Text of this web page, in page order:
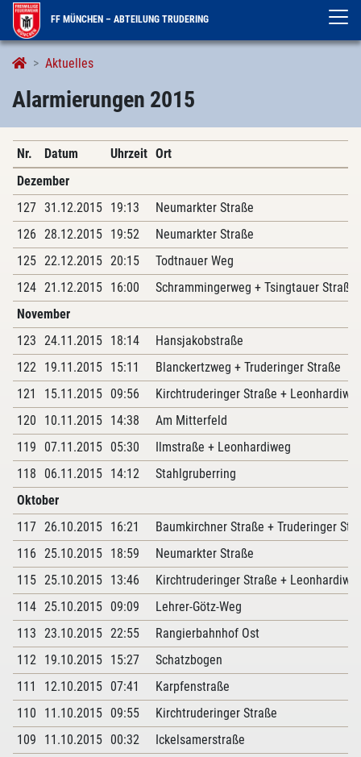
FF MÜNCHEN – ABTEILUNG TRUDERING
Aktuelles
Alarmierungen
Alarmierungen 2015
Nr. Datum Uhrzeit Ort
Dezember
127 31.12.2015 19:13
Neumarkter Straße
126 28.12.2015 19:52
Neumarkter Straße
125 22.12.2015 20:15
Todtnauer Weg
124 21.12.2015 16:00
Schrammingerweg + Tsingtauer Straße
November
123 24.11.2015 18:14
Hansjakobstraße
122 19.11.2015 15:11
Blanckertzweg + Truderinger Straße
121
15.11.2015 09:56
Kirchtruderinger Straße +
120
10.11.2015 14:38
Am Mitterfeld
119
07.11.2015 05:30
Ilmstraße + Leonhardiweg
118
06.11.2015 14:12
Stahlgruberring
Oktober
117 26.10.2015 16:21
Baumkirchner Straße + Truderinger
116 25.10.2015 18:59
Neumarkter Straße
115 25.10.2015 13:46
Kirchtruderinger Straße +
114 25.10.2015 09:09
Lehrer-Götz-Weg
113 23.10.2015 22:55
Rangierbahnhof Ost
112 19.10.2015 15:27
Schatzbogen
111
12.10.2015 07:41
Karpfenstraße
110
11.10.2015 09:55
Kirchtruderinger Straße
109
11.10.2015 00:32
Ickelsamerstraße